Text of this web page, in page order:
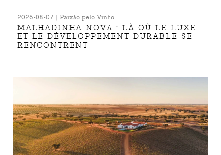
2026-08-07 | Paixão pelo Vinho
MALHADINHA NOVA : LÀ OÙ LE LUXE
ET LE DÉVELOPPEMENT DURABLE SE
RENCONTRENT